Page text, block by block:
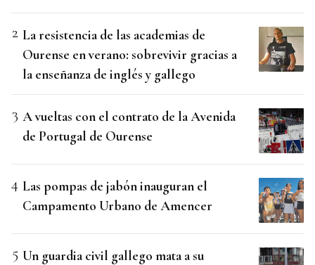
La resistencia de las academias de
Ourense en verano: sobrevivir gracias a
la enseñanza de inglés y gallego
A vueltas con el contrato de la Avenida
de Portugal de Ourense
Las pompas de jabón inauguran el
Campamento Urbano de Amencer
Un guardia civil gallego mata a su